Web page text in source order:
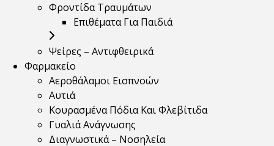
Φροντίδα Τραυμάτων
Επιθέματα Για Παιδιά
Ψείρες – Αντιφθειρικά
Φαρμακείο
Αεροθάλαμοι Εισπνοών
Αυτιά
Κουρασμένα Πόδια Και Φλεβίτιδα
Γυαλιά Ανάγνωσης
Διαγνωστικά – Νοσηλεία